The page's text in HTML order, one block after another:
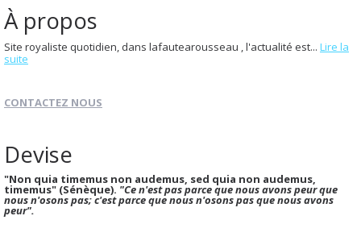
À propos
Site royaliste quotidien, dans lafautearousseau , l'actualité est... Lire la
suite
CONTACTEZ NOUS
Devise
"Non quia timemus non audemus, sed quia non audemus,
timemus" (Sénèque). "Ce n'est pas parce que nous avons peur que
nous n'osons pas; c'est parce que nous n'osons pas que nous avons
peur".